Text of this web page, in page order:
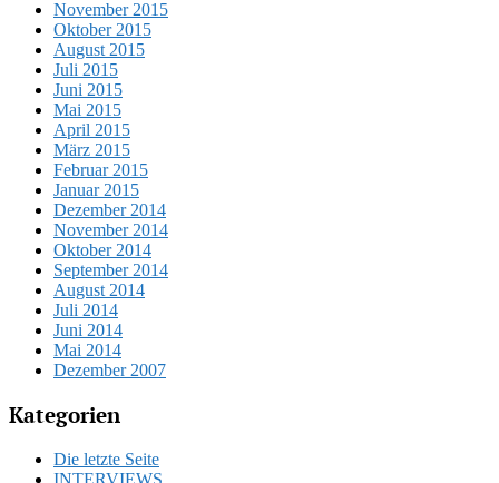
November 2015
Oktober 2015
August 2015
Juli 2015
Juni 2015
Mai 2015
April 2015
März 2015
Februar 2015
Januar 2015
Dezember 2014
November 2014
Oktober 2014
September 2014
August 2014
Juli 2014
Juni 2014
Mai 2014
Dezember 2007
Kategorien
Die letzte Seite
INTERVIEWS